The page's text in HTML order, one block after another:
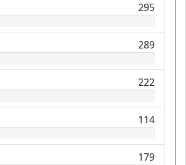
295
289
222
114
179